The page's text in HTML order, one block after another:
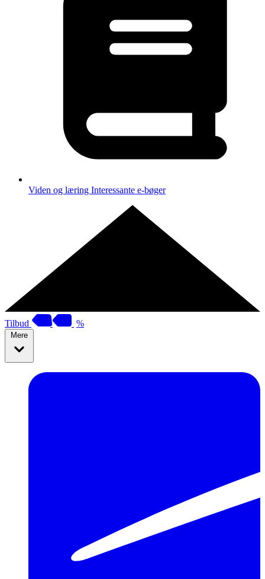
Viden og læring Interessante e-bøger
Tilbud %
Mere